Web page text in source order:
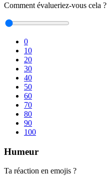
Comment évalueriez-vous cela ?
0
10
20
30
40
50
60
70
80
90
100
Humeur
Ta réaction en emojis ?